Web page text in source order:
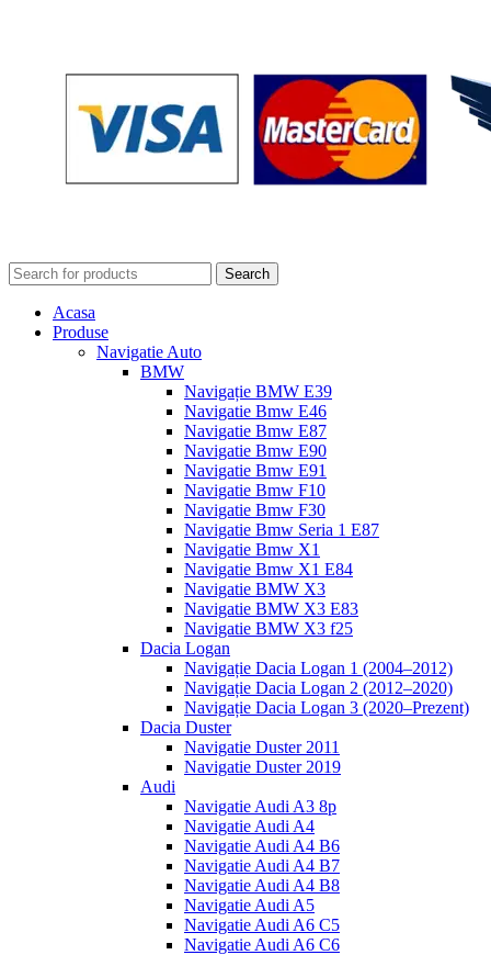
Search
Acasa
Produse
Navigatie Auto
BMW
Navigație BMW E39
Navigatie Bmw E46
Navigatie Bmw E87
Navigatie Bmw E90
Navigatie Bmw E91
Navigatie Bmw F10
Navigatie Bmw F30
Navigatie Bmw Seria 1 E87
Navigatie Bmw X1
Navigatie Bmw X1 E84
Navigatie BMW X3
Navigatie BMW X3 E83
Navigatie BMW X3 f25
Dacia Logan
Navigație Dacia Logan 1 (2004–2012)
Navigație Dacia Logan 2 (2012–2020)
Navigație Dacia Logan 3 (2020–Prezent)
Dacia Duster
Navigatie Duster 2011
Navigatie Duster 2019
Audi
Navigatie Audi A3 8p
Navigatie Audi A4
Navigatie Audi A4 B6
Navigatie Audi A4 B7
Navigatie Audi A4 B8
Navigatie Audi A5
Navigatie Audi A6 C5
Navigatie Audi A6 C6